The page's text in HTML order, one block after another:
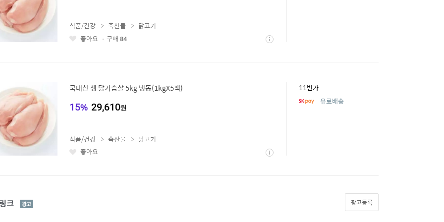
좋 상
식품/건강 축산물
닭고기
좋아요
구매 84
국내산 생 닭가슴살 5kg 냉동(1kgX5팩)
15% 29,610원
11번가
유료배송
좋 상
식품/건강 축산물
닭고기
좋아요
크 광
고
광고등록